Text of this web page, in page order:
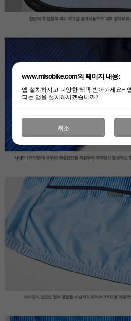
www.misobike.com의 페이지 내용:
앱 설치하시고 다양한 혜택 받아가세요~
되는 앱을 설치하시겠습니까?
취소